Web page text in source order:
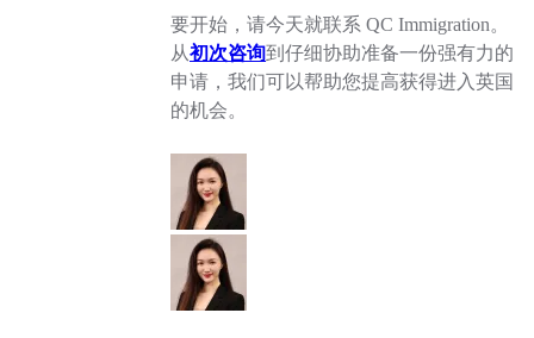
要开始，请今天就联系 QC Immigration。
从初次咨询到仔细协助准备一份强有力的
申请，我们可以帮助您提高获得进入英国
的机会。